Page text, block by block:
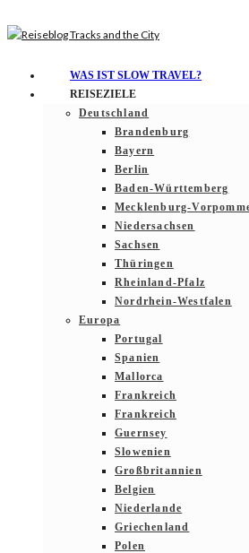
WAS IST SLOW TRAVEL?
REISEZIELE
Deutschland
Brandenburg
Bayern
Berlin
Baden-Württemberg
Mecklenburg-
Niedersachsen
Sachsen
Thüringen
Rheinland-Pfalz
Nordrhein-Westfalen
Europa
Portugal
Spanien
Mallorca
Frankreich
Frankreich
Guernsey
Slowenien
Großbritannien
Belgien
Niederlande
Griechenland
Polen